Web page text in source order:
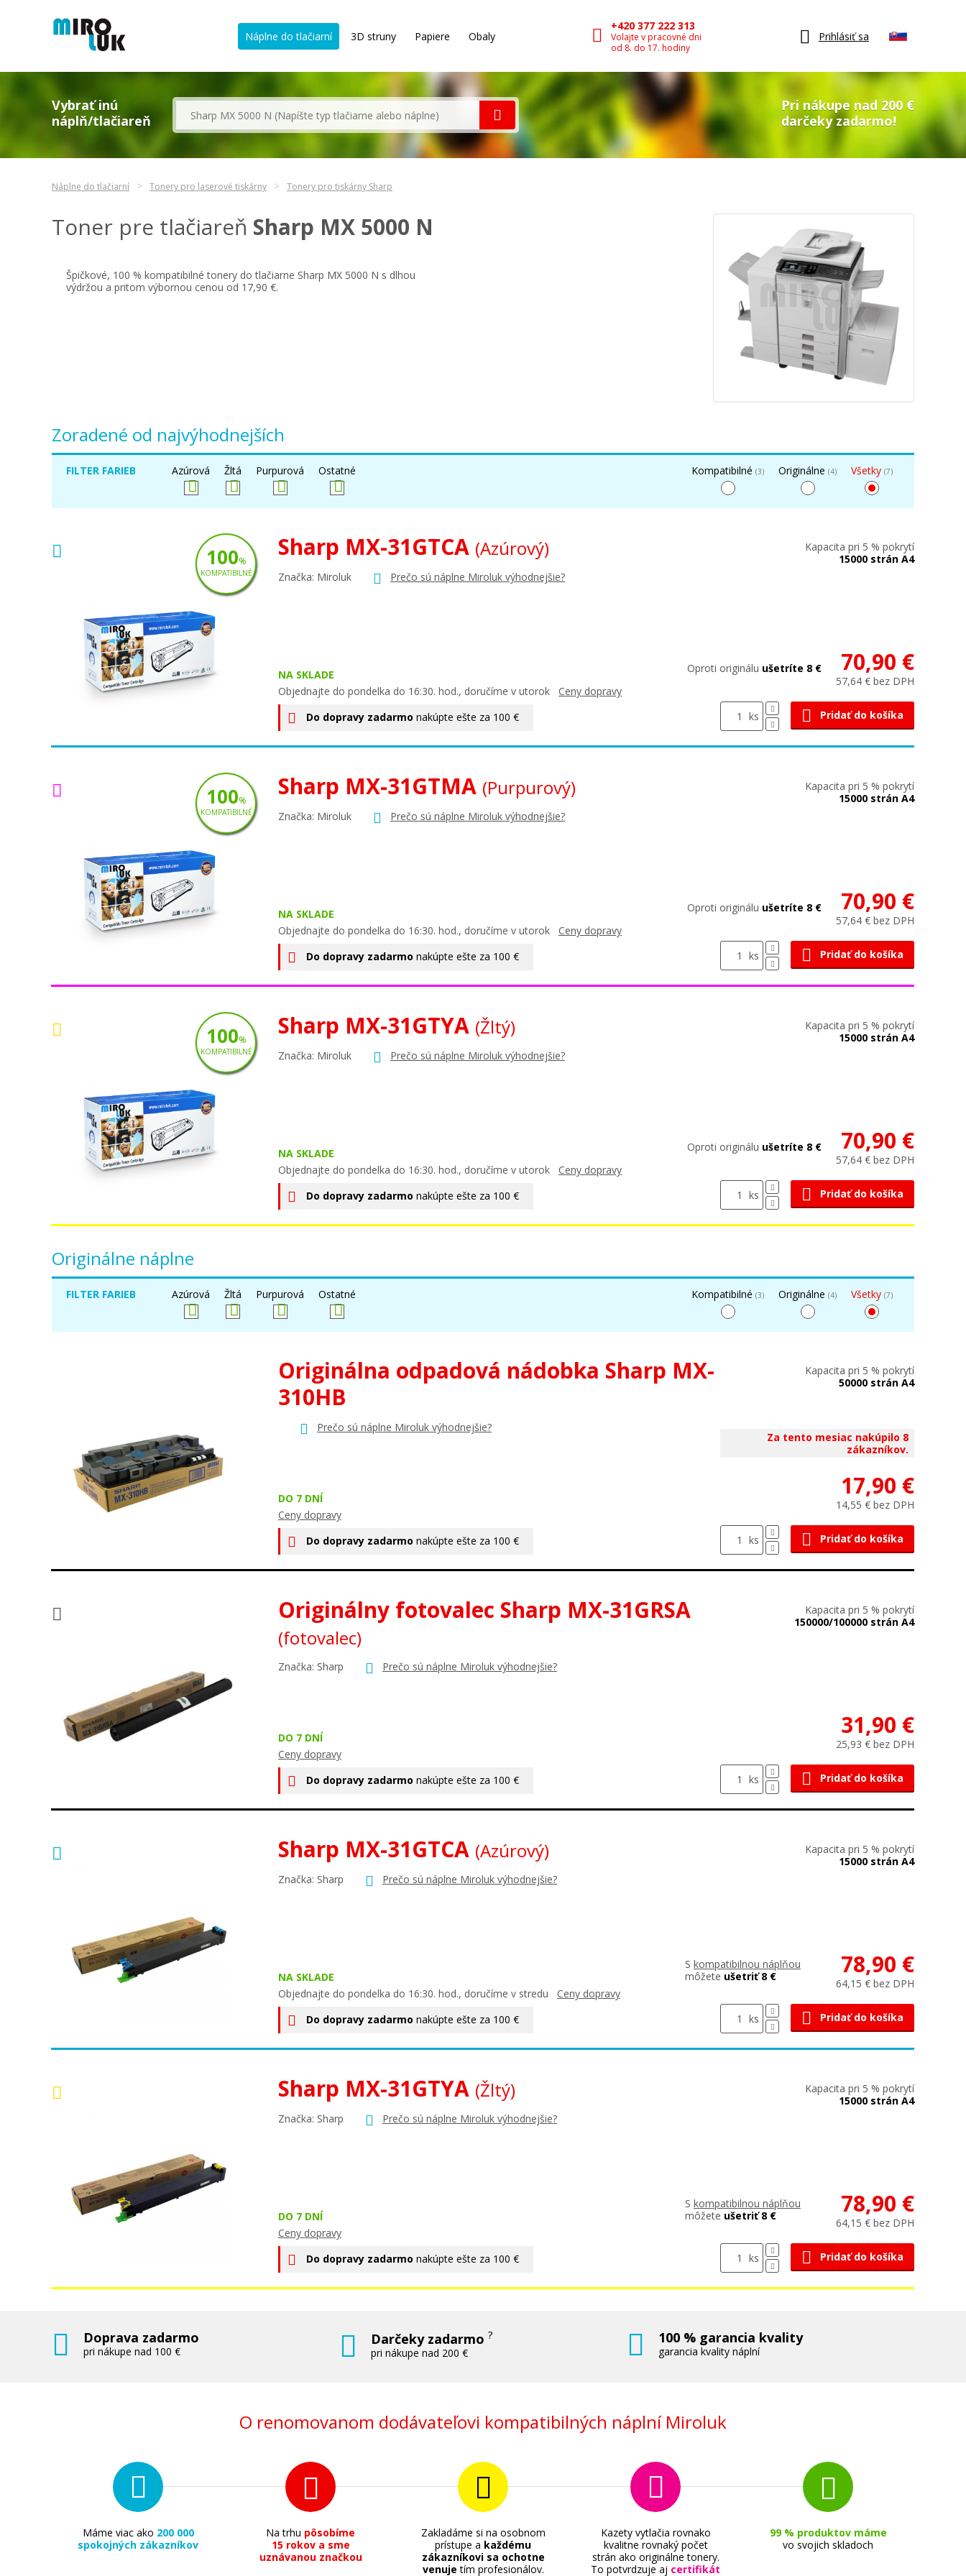
Náplne do tlačiarní 3D struny Papiere Obaly
+420 377 222 313
Volajte v pracovné dni
od 8. do 17. hodiny
Prihlásiť sa
Vybrať inú
náplň/tlačiareň
Pri nákupe nad 200 €
darčeky zadarmo!
Náplne do tlačiarní Tonery pro laserové tiskárny Tonery pro tiskárny Sharp
Toner pre tlačiareň Sharp MX 5000 N
Špičkové, 100 % kompatibilné tonery do tlačiarne Sharp MX 5000 N s dlhou
výdržou a pritom výbornou cenou od 17,90 €.
Zoradené od najvýhodnejších
FILTER FARIEB Azúrová Žltá Purpurová Ostatné Kompatibilné (3) Originálne (4) Všetky (7)
Sharp MX-31GTCA (Azúrový)
Značka: Miroluk Prečo sú náplne Miroluk výhodnejšie?
NA SKLADE
Objednajte do pondelka do 16:30. hod., doručíme v utorok Ceny dopravy
Do dopravy zadarmo nakúpte ešte za 100 €
Kapacita pri 5 % pokrytí
15000 strán A4
Oproti originálu ušetríte 8 € 70,90 €
57,64 € bez DPH
ks Pridať do košíka
100%
KOMPATIBILNÉ
Sharp MX-31GTMA (Purpurový)
Značka: Miroluk Prečo sú náplne Miroluk výhodnejšie?
NA SKLADE
Objednajte do pondelka do 16:30. hod., doručíme v utorok Ceny dopravy
Do dopravy zadarmo nakúpte ešte za 100 €
Kapacita pri 5 % pokrytí
15000 strán A4
Oproti originálu ušetríte 8 € 70,90 €
57,64 € bez DPH
ks Pridať do košíka
100%
KOMPATIBILNÉ
Sharp MX-31GTYA (Žltý)
Značka: Miroluk Prečo sú náplne Miroluk výhodnejšie?
NA SKLADE
Objednajte do pondelka do 16:30. hod., doručíme v utorok Ceny dopravy
Do dopravy zadarmo nakúpte ešte za 100 €
Kapacita pri 5 % pokrytí
15000 strán A4
Oproti originálu ušetríte 8 € 70,90 €
57,64 € bez DPH
ks Pridať do košíka
100%
KOMPATIBILNÉ
Originálne náplne
FILTER FARIEB Azúrová Žltá Purpurová Ostatné Kompatibilné (3) Originálne (4) Všetky (7)
Originálna odpadová nádobka Sharp MX-
310HB
Prečo sú náplne Miroluk výhodnejšie?
DO 7 DNÍ
Ceny dopravy
Do dopravy zadarmo nakúpte ešte za 100 €
Kapacita pri 5 % pokrytí
50000 strán A4
Za tento mesiac nakúpilo 8
zákazníkov.
17,90 €
14,55 € bez DPH
ks Pridať do košíka
Originálny fotovalec Sharp MX-31GRSA
(fotovalec)
Značka: Sharp Prečo sú náplne Miroluk výhodnejšie?
DO 7 DNÍ
Ceny dopravy
Do dopravy zadarmo nakúpte ešte za 100 €
Kapacita pri 5 % pokrytí
150000/100000 strán A4
31,90 €
25,93 € bez DPH
ks Pridať do košíka
Sharp MX-31GTCA (Azúrový)
Značka: Sharp Prečo sú náplne Miroluk výhodnejšie?
NA SKLADE
Objednajte do pondelka do 16:30. hod., doručíme v stredu Ceny dopravy
Do dopravy zadarmo nakúpte ešte za 100 €
Kapacita pri 5 % pokrytí
15000 strán A4
S kompatibilnou náplňou
môžete ušetriť 8 € 78,90 €
64,15 € bez DPH
ks Pridať do košíka
Sharp MX-31GTYA (Žltý)
Značka: Sharp Prečo sú náplne Miroluk výhodnejšie?
DO 7 DNÍ
Ceny dopravy
Do dopravy zadarmo nakúpte ešte za 100 €
Kapacita pri 5 % pokrytí
15000 strán A4
S kompatibilnou náplňou
môžete ušetriť 8 € 78,90 €
64,15 € bez DPH
ks Pridať do košíka
Doprava zadarmo
pri nákupe nad 100 €
Darčeky zadarmo?
pri nákupe nad 200 €
100 % garancia kvality
garancia kvality náplní
O renomovanom dodávateľovi kompatibilných náplní Miroluk
Máme viac ako 200 000
spokojných zákazníkov
Na trhu pôsobíme
15 rokov a sme
uznávanou značkou
Zakladáme si na osobnom
prístupe a každému
zákazníkovi sa ochotne
venuje tím profesionálov.
Kazety vytlačia rovnako
kvalitne rovnaký počet
strán ako originálne tonery.
To potvrdzuje aj certifikát
99 % produktov máme
vo svojich skladoch